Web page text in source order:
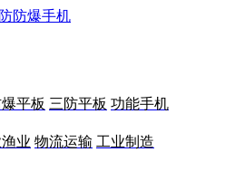
爆平板 三防平板 功能手机
业 物流运输 工业制造